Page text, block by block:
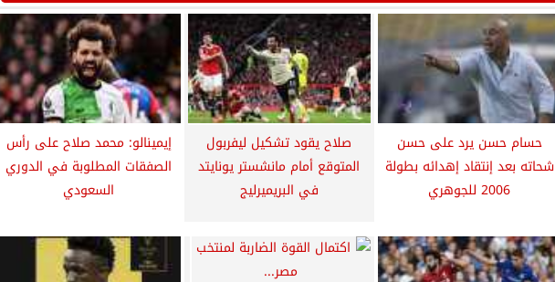
حسام حسن يرد على حسن
شحاته بعد إنتقاد إهدائه بطولة
2006 للجوهري
صلاح يقود تشكيل ليفربول
المتوقع أمام مانشستر يونايتد
في البريميرليج
إيمينالو: محمد صلاح على رأس
الصفقات المطلوبة في الدوري
السعودي